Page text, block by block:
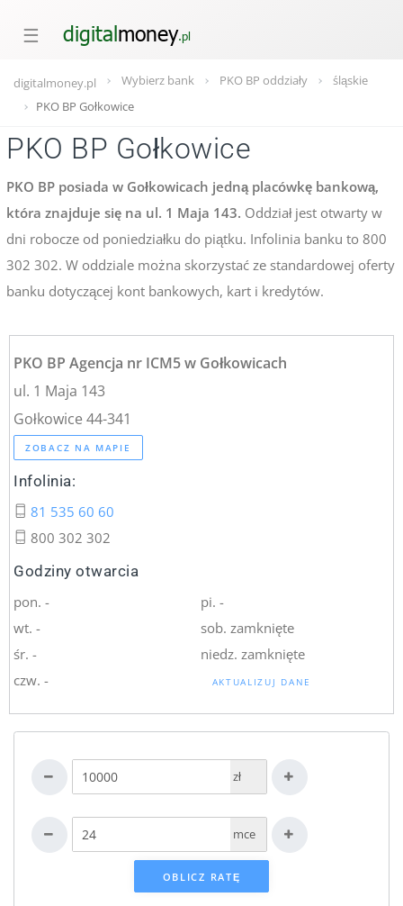
☰
digitalmoney.pl Wybierz bank PKO BP oddziały
śląskie
PKO BP Gołkowice
PKO BP Gołkowice
PKO BP posiada w Gołkowicach jedną placówkę bankową,
która znajduje się na ul. 1 Maja 143. Oddział jest otwarty w
dni robocze od poniedziałku do piątku. Infolinia banku to 800
302 302. W oddziale można skorzystać ze standardowej oferty
banku dotyczącej kont bankowych, kart i kredytów.
PKO BP Agencja nr ICM5 w Gołkowicach
ul. 1 Maja 143
Gołkowice 44-341
ZOBACZ NA MAPIE
Infolinia:
81 535 60 60
800 302 302
Godziny otwarcia
pon. -
wt. -
śr. -
czw. -
pi. -
sob. zamknięte
niedz. zamknięte
AKTUALIZUJ DANE
zł
mce